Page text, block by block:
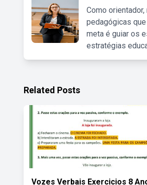
Como
pedagógicas
meta é guiar os
estratégias
Related Posts
Vozes Verbais Exercicios 8